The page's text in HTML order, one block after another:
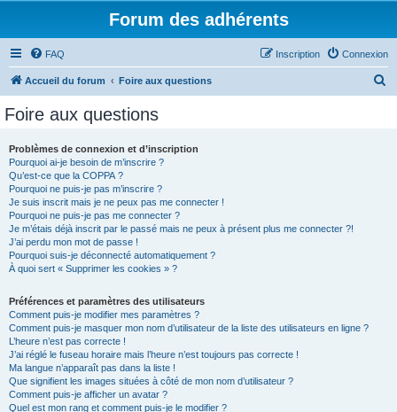
Forum des adhérents
FAQ Connexion
Inscription
Accueil du forum Foire aux questions
Foire aux questions
Problèmes de connexion et d’inscription
Pourquoi ai-je besoin de m’inscrire ?
Qu’est-ce que la COPPA ?
Pourquoi ne puis-je pas m’inscrire ?
Je suis inscrit mais je ne peux pas me connecter !
Pourquoi ne puis-je pas me connecter ?
Je m’étais déjà inscrit par le passé mais ne peux à présent plus me connecter ?!
J’ai perdu mon mot de passe !
Pourquoi suis-je déconnecté automatiquement ?
À quoi sert « Supprimer les cookies » ?
Préférences et paramètres des utilisateurs
Comment puis-je modifier mes paramètres ?
Comment puis-je masquer mon nom d’utilisateur de la liste des utilisateurs en ligne ?
L’heure n’est pas correcte !
J’ai réglé le fuseau horaire mais l’heure n’est toujours pas correcte !
Ma langue n’apparaît pas dans la liste !
Que signifient les images situées à côté de mon nom d’utilisateur ?
Comment puis-je afficher un avatar ?
Quel est mon rang et comment puis-je le modifier ?